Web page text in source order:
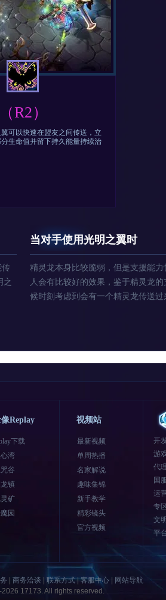
（R2）
可以快速在盟友之间传送，立
生命值并留下持久能量持续治
传
之
当对手使用光明之翼时
精灵龙本身比较脆弱，但是支援能
人会有比较好的效果，鉴于精灵龙
候时刻考虑到会有一个精灵龙传送过
Replay
下载
湾
谷
龙镇
灵矿
园
视频站
最新视频
单周热播
名家解说
趣味集锦
新手教学
精彩镜头
官方视频
开
游
代
国
运
专
文
平
商务洽谈 |联系方式|客服中心|
网站导航
17173. All rights reserved.